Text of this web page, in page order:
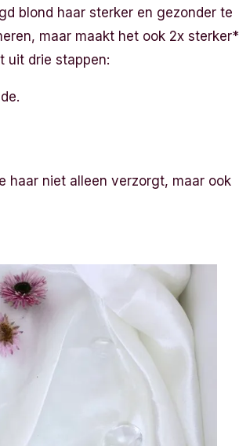
blond haar sterker en gezonder te
maar maakt het ook 2x sterker*
uit drie stappen:
haar niet alleen verzorgt, maar ook